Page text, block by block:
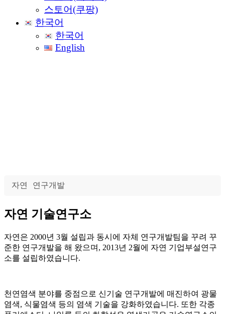
스토어(쿠팡)
한국어
한국어
English
자연 연구개발
자연 기술연구소
자연은 2000년 3월 설립과 동시에 자체 연구개발팀을 꾸려 꾸
준한 연구개발을 해 왔으며, 2013년 2월에 자연 기업부설연구
소를 설립하였습니다.
천연염색 분야를 중점으로 신기술 연구개발에 매진하여 광물
염색, 식물염색 등의 염색 기술을 강화하였습니다. 또한 각종